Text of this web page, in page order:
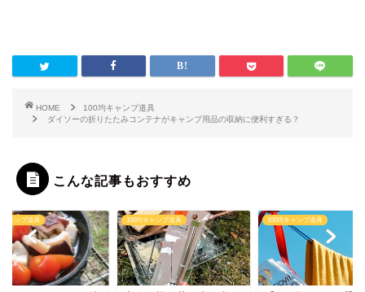
HOME
100均キャンプ道具
ダイソーの折りたたみコンテナがキャンプ用品の収納に便利すぎる？
こんな記事もおすすめ
キャンプ道具 100均キャンプ道具 100均キャンプ道具